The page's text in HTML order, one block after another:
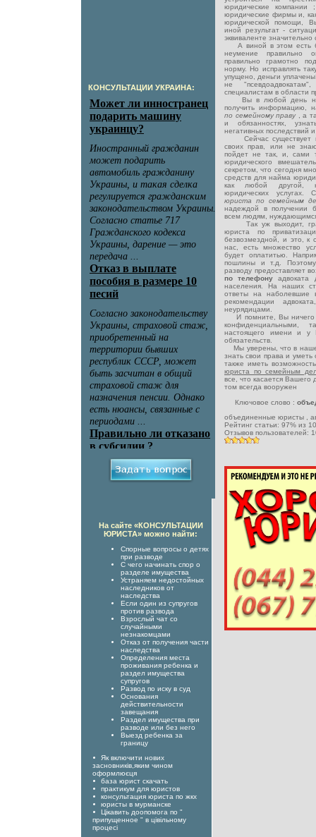
КОНСУЛЬТАЦИИ УКРАИНА:
юридические компании
юридические фирмы и,
юридической помощи,
иной результат -
эквиваленте значительно
А виной в этом есть
неумение правильно
правильно грамотно
норму. Но исправлять
упущено, деньги
не
специалистам в области
Вы в любой день
получить информацию,
по семейному праву
, а
и обязанностях,
негативных последствий
Сейчас существует
своих прав, или не
пойдет не так, и, сами
юридического
секретом, что сегодня
средств для найма
как любой другой,
юридических услугах.
юриста по семейным
надеждой в получении
всем людям,
Так уж выходит,
юриста по
безвозмездной, и это, к
нас, есть множество
будет оплатитью.
пошлины и т.д.
разводу предоставляет
по телефонуадвоката
населения. На наших
ответы на наболевшие
рекомендации
неурядицами.
И помните, Вы ничего
конфиденциальными,
настоящего имени и у
обязательств.
Мы уверены, что в
знать свои права и уметь
также иметь
юриста по семейным
все, что касается
том всегда вооружен
Ключовое слово :
объединенные юристы
,
Рейтинг статьи: 97% из
Отзывов пользователей:
На сайте «КОНСУЛЬТАЦИИ
ЮРИСТА» можно найти:
Спорные вопросы о детях
при разводе
С чего начинать спор о
разделе имущества
Устраняем недостойных
наследников от
наследства
Если один из супругов
против развода
Взрослый чат со
случайными
незнакомцами
Отказ от получения части
наследства
Определения места
проживания ребенка и
раздел имущества
супругов
Развод по иску в суд
Основания
действительности
завещания
Раздел имущества при
разводе или без него
Выезд ребенка за
границу
Як включити нових
засновників,яким чином
оформлюєця
база юрист скачать
практикум для юристов
консультация юриста по жкх
юристы в мурманске
Цікавить доопомога по "
припущенное " в цівільному
процесі